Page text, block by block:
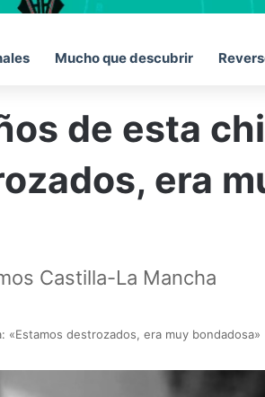
Mucho que descubrir
de esta
era
Castilla-La Mancha
destrozados, era muy bondadosa»